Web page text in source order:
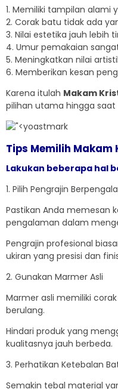
1. Memiliki tampilan alami
2. Corak batu tidak ada
3. Nilai estetika jauh lebih
4. Umur pemakaian
5. Meningkatkan nilai
6. Memberikan kesan
Karena itulah Makam
pilihan utama hingga saat
Tips Memilih
Lakukan beberapa hal
1. Pilih Pengrajin
Pastikan Anda memesan
pengalaman dalam
Pengrajin profesional
ukiran yang presisi dan
2. Gunakan Marmer Asli
Marmer asli memiliki
berulang.
Hindari produk yang
kualitasnya jauh berbeda.
3. Perhatikan Ketebalan
Semakin tebal material